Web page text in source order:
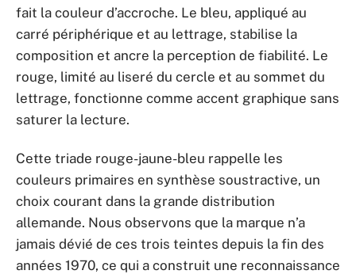
fait la couleur d’accroche. Le bleu, appliqué au
carré périphérique et au lettrage, stabilise la
composition et ancre la perception de fiabilité. Le
rouge, limité au liseré du cercle et au sommet du
lettrage, fonctionne comme accent graphique sans
saturer la lecture.
Cette triade rouge-jaune-bleu rappelle les
couleurs primaires en synthèse soustractive, un
choix courant dans la grande distribution
allemande. Nous observons que la marque n’a
jamais dévié de ces trois teintes depuis la fin des
années 1970, ce qui a construit une reconnaissance